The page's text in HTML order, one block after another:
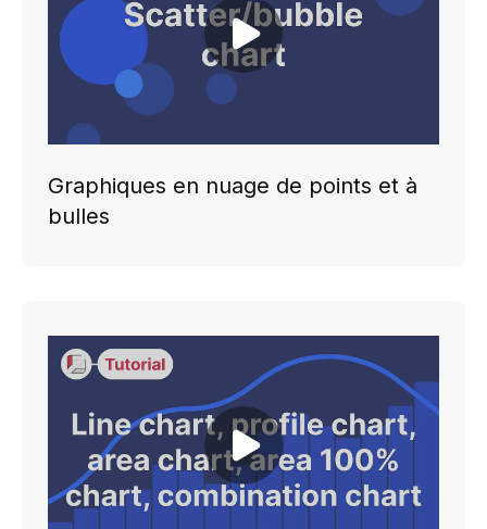
Play video
Graphiques en nuage de points et à
bulles
Play video